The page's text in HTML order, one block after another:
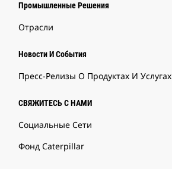
Промышленные Решения
Отрасли
Новости И События
Пресс-Релизы О Продуктах И Услугах
СВЯЖИТЕСЬ С НАМИ
Социальные Сети
Фонд Caterpillar